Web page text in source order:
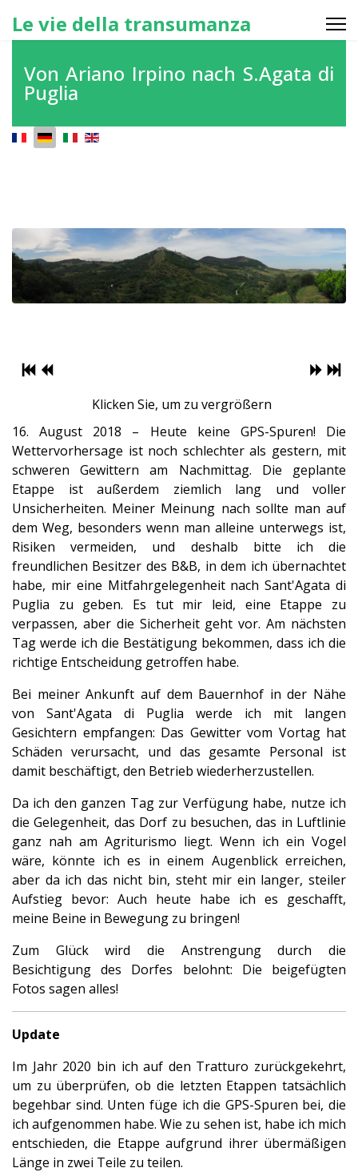
Le vie della transumanza
Von Ariano Irpino nach S.Agata di
Puglia
Sprache auswählen
Klicken Sie, um zu vergrößern
16. August 2018 – Heute keine GPS-Spuren! Die
Wettervorhersage ist noch schlechter als gestern, mit
schweren Gewittern am Nachmittag. Die geplante
Etappe ist außerdem ziemlich lang und voller
Unsicherheiten. Meiner Meinung nach sollte man auf
dem Weg, besonders wenn man alleine unterwegs ist,
Risiken vermeiden, und deshalb bitte ich die
freundlichen Besitzer des B&B, in dem ich übernachtet
habe, mir eine Mitfahrgelegenheit nach Sant'Agata di
Puglia zu geben. Es tut mir leid, eine Etappe zu
verpassen, aber die Sicherheit geht vor. Am nächsten
Tag werde ich die Bestätigung bekommen, dass ich die
richtige Entscheidung getroffen habe.
Bei meiner Ankunft auf dem Bauernhof in der Nähe
von Sant'Agata di Puglia werde ich mit langen
Gesichtern empfangen: Das Gewitter vom Vortag hat
Schäden verursacht, und das gesamte Personal ist
damit beschäftigt, den Betrieb wiederherzustellen.
Da ich den ganzen Tag zur Verfügung habe, nutze ich
die Gelegenheit, das Dorf zu besuchen, das in Luftlinie
ganz nah am Agriturismo liegt. Wenn ich ein Vogel
wäre, könnte ich es in einem Augenblick erreichen,
aber da ich das nicht bin, steht mir ein langer, steiler
Aufstieg bevor: Auch heute habe ich es geschafft,
meine Beine in Bewegung zu bringen!
Zum Glück wird die Anstrengung durch die
Besichtigung des Dorfes belohnt: Die beigefügten
Fotos sagen alles!
Update
Im Jahr 2020 bin ich auf den Tratturo zurückgekehrt,
um zu überprüfen, ob die letzten Etappen tatsächlich
begehbar sind. Unten füge ich die GPS-Spuren bei, die
ich aufgenommen habe. Wie zu sehen ist, habe ich mich
entschieden, die Etappe aufgrund ihrer übermäßigen
Länge in zwei Teile zu teilen.